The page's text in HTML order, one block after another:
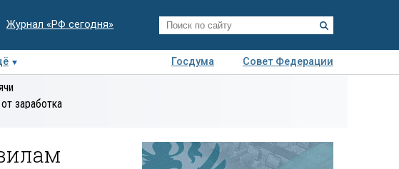
Журнал «РФ сегодня»
Госдума
Совет Федерации
экспертиза
заработка